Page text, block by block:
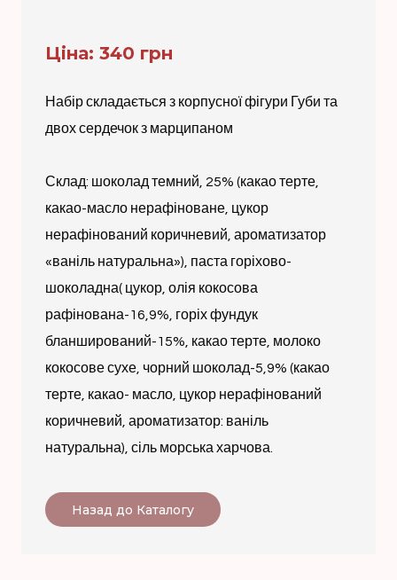
Ціна: 340 грн
Набір складається з корпусної фігури Губи та
двох сердечок з марципаном
Склад: шоколад темний, 25% (какао терте,
какао-масло нерафіноване, цукор
нерафінований коричневий, ароматизатор
«ваніль натуральна»), паста горіхово-
шоколадна( цукор, олія кокосова
рафінована-16,9%, горіх фундук
бланширований-15%, какао терте, молоко
кокосове сухе, чорний шоколад-5,9% (какао
терте, какао- масло, цукор нерафінований
коричневий, ароматизатор: ваніль
натуральна), сіль морська харчова.
Назад до Каталогу